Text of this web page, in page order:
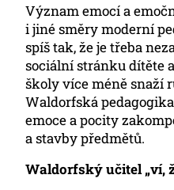
Význam emocí a
i jiné směry moderní
spíš tak, že je třeba
sociální stránku dítěte
školy více méně snaží
Waldorfská
emoce a pocity
a stavby předmětů.
Waldorfský učitel „ví,